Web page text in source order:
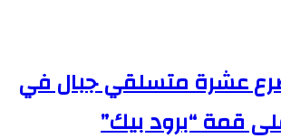
عشرة متسلقي جبال في
قمة “برود بيك”